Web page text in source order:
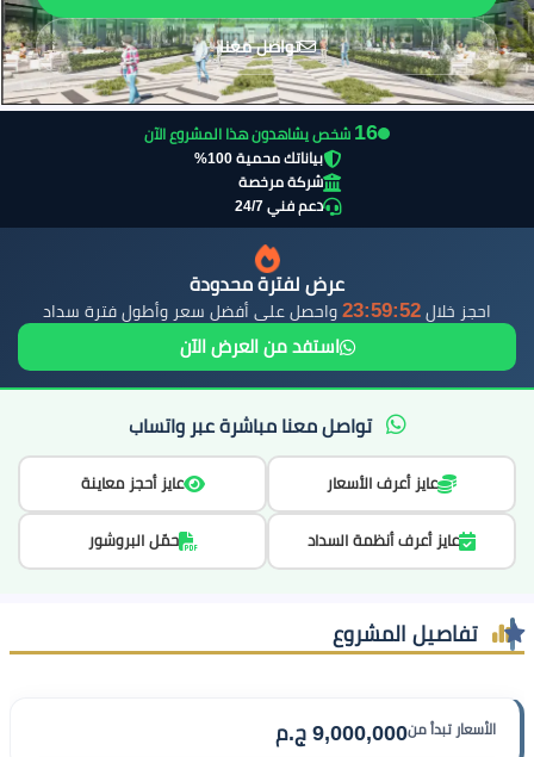
تواصل معنا
17 شخص يشاهدون هذا المشروع الآن
بياناتك محمية 100%
شركة مرخصة
دعم فني 24/7
عرض لفترة محدودة
احجز خلال 23:59:51 واحصل على أفضل سعر وأطول فترة سداد
استفد من العرض الآن
تواصل معنا مباشرة عبر واتساب
عايز أعرف الأسعار عايز أحجز معاينة
عايز أعرف أنظمة السداد حمّل البروشور
تفاصيل المشروع
الأسعار تبدأ من9,000,000 ج.م